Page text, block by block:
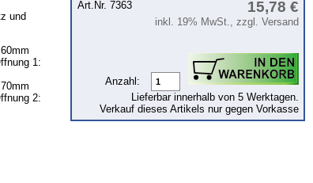
Art.Nr. 7363
15,78 €
inkl. 19% MwSt., zzgl. Versand
Anzahl:
Lieferbar innerhalb von 5 Werktagen.
Verkauf dieses Artikels nur gegen Vorkasse
und
1:
2: